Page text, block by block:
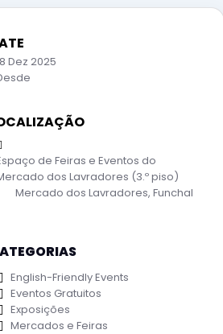
Dez 2025
de Feiras e Eventos do
dos Lavradores (3.º piso)
Mercado dos Lavradores, Funchal
English-Friendly Events
Eventos Gratuitos
Exposições
Mercados e Feiras